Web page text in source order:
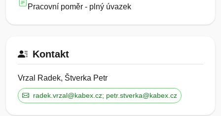
Pracovní poměr - plný úvazek
Kontakt
Vrzal Radek, Štverka Petr
radek.vrzal@kabex.cz; petr.stverka@kabex.cz